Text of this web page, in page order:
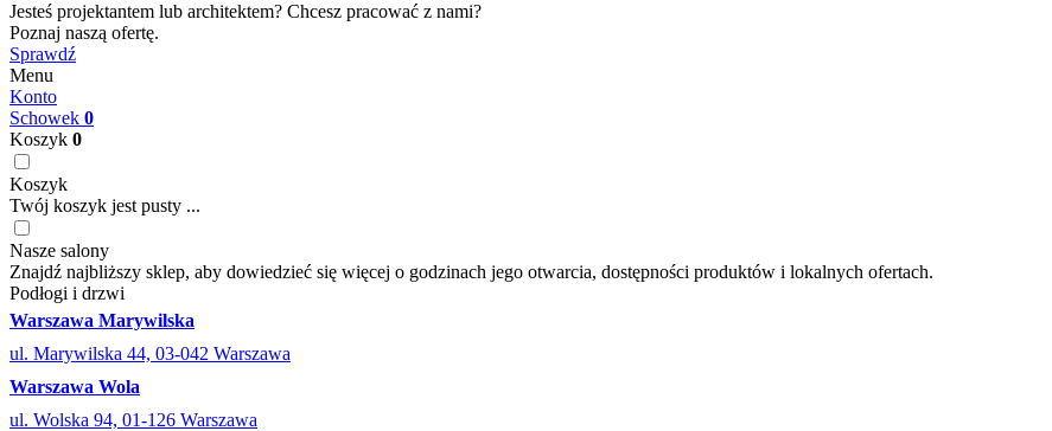
Jesteś projektantem lub architektem? Chcesz pracować z nami?
Poznaj naszą ofertę.
Sprawdź
Menu
Konto
Schowek 0
Koszyk 0
Koszyk
Twój koszyk jest pusty ...
Nasze salony
Znajdź najbliższy sklep, aby dowiedzieć się więcej o godzinach jego otwarcia, dostępności produktów i lokalnych ofertach.
Podłogi i drzwi
Warszawa Marywilska
ul. Marywilska 44, 03-042 Warszawa
Warszawa Wola
ul. Wolska 94, 01-126 Warszawa